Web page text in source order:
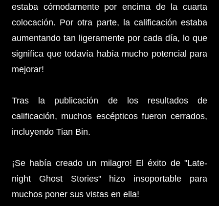
estaba cómodamente por encima de la cuarta
colocación. Por otra parte, la calificación estaba
aumentando tan ligeramente por cada día, lo que
significa que todavía había mucho potencial para
mejorar!
Tras la publicación de los resultados de
calificación, muchos escépticos fueron cerrados,
incluyendo Tian Bin.
¡Se había creado un milagro! El éxito de "Late-
night Ghost Stories" hizo insoportable para
muchos poner sus vistas en ella!